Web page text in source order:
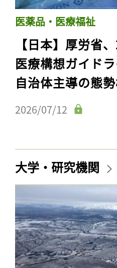
医薬品・医療福祉
【日本】厚労省
医療構想ガイドラ
自治体主導の態
2026/07/12
大学・研究機関